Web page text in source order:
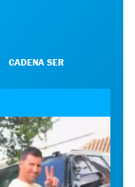
CADENA SER